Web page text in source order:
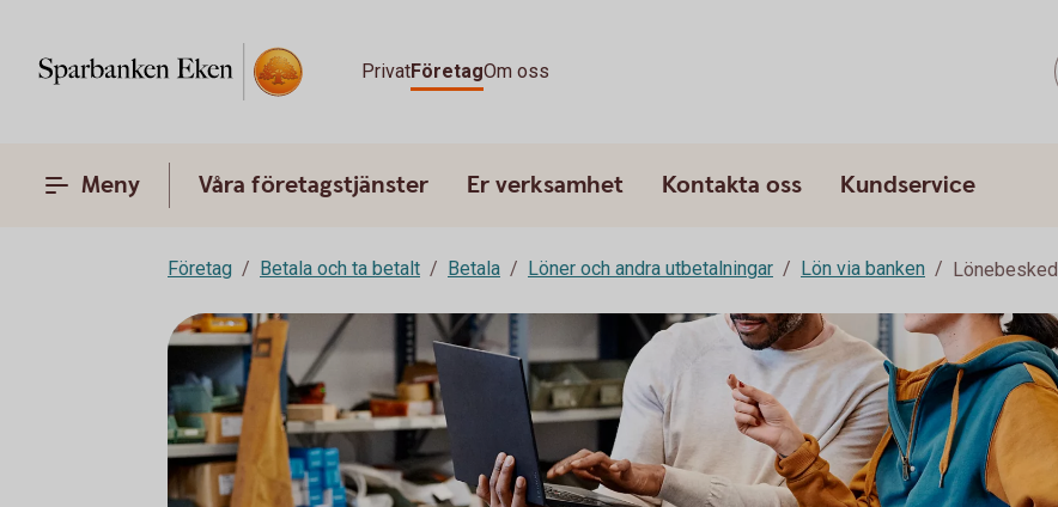
PrivatFöretagOm oss
Meny Våra företagstjänster Er verksamhet Kontakta oss Kundservice
Företag Betala och ta betalt Betala Löner och andra utbetalningar Lön via banken Lönebesked